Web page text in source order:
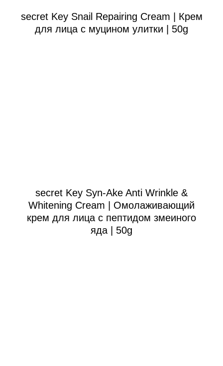
secret Key Snail Repairing Cream | Крем
для лица с муцином улитки | 50g
secret Key Syn-Ake Anti Wrinkle &
Whitening Cream | Омолаживающий
крем для лица с пептидом змеиного
яда | 50g